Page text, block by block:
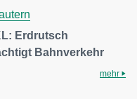
Erdrutsch
Bahnverkehr
mehr